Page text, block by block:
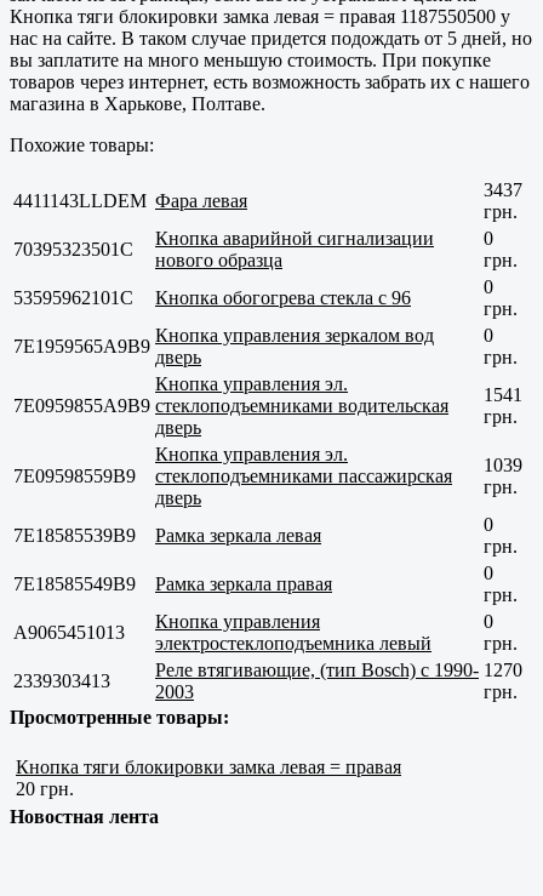
Кнопка тяги блокировки замка левая = правая 1187550500 у
нас на сайте. В таком случае придется подождать от 5 дней, но
вы заплатите на много меньшую стоимость. При покупке
товаров через интернет, есть возможность забрать их с нашего
магазина в Харькове, Полтаве.
Похожие товары:
4411143LLDEM Фара левая
3437
грн.
70395323501C
Кнопка аварийной сигнализации
нового образца
0
грн.
53595962101C
Кнопка обогогрева стекла с 96
0
грн.
7E1959565A9B9
Кнопка управления зеркалом вод
дверь
0
грн.
7E0959855A9B9
Кнопка управления эл.
стеклоподъемниками водительская
дверь
1541
грн.
7E09598559B9
Кнопка управления эл.
стеклоподъемниками пассажирская
дверь
1039
грн.
7E18585539B9 Рамка зеркала левая
0
грн.
7E18585549B9
Рамка зеркала правая
0
грн.
A9065451013
Кнопка управления
электростеклоподъемника левый
0
грн.
2339303413
Реле втягивающие, (тип Bosch) с 1990-
2003
1270
грн.
Просмотренные товары:
Кнопка тяги блокировки замка левая = правая
20 грн.
Новостная лента